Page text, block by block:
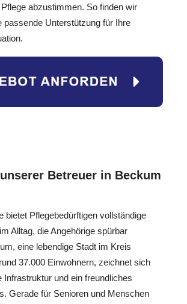
abzustimmen. So finden wir
passende Unterstützung für Ihre
Betreuer in Beckum
bietet Pflegebedürftigen vollständige
Alltag, die Angehörige spürbar
eine lebendige Stadt im Kreis
37.000 Einwohnern, zeichnet sich
Infrastruktur und ein freundliches
Gerade für Senioren und Menschen